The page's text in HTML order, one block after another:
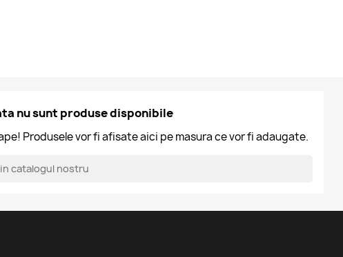
nu sunt produse disponibile
Produsele vor fi afisate aici pe masura ce vor fi adaugate.